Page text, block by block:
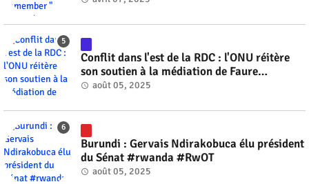
Conflit dans l'est de la RDC : l'ONU réitère
son soutien à la médiation de Faure
Gnassingbé #rwanda #RwOT
août 05, 2025
Burundi : Gervais Ndirakobuca élu président
du Sénat #rwanda #RwOT
août 05, 2025